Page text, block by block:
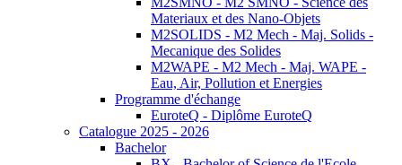
Materiaux et des Nano-Objets
M2SOLIDS - M2 Mech - Maj. Solids -
Mecanique des Solides
M2WAPE - M2 Mech - Maj. WAPE -
Eau, Air, Pollution et Energies
Programme d'échange
EuroteQ - Diplôme EuroteQ
Catalogue 2025 - 2026
Bachelor